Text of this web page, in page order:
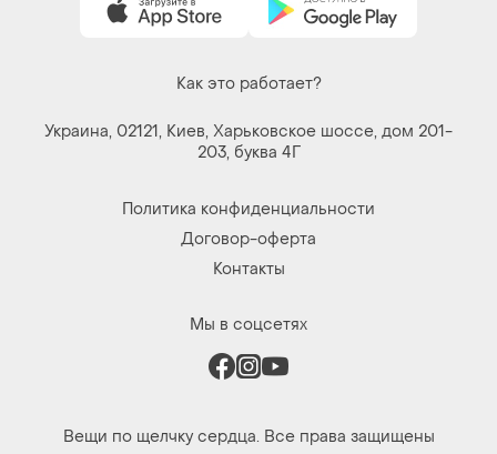
Как это работает?
Украина, 02121, Киев, Харьковское шоссе, дом 201-
203, буква 4Г
Политика конфиденциальности
Договор-оферта
Контакты
Мы в соцсетях
Вещи по щелчку сердца. Все права защищены